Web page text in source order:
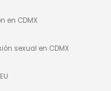
en CDMX
sexual en CDMX